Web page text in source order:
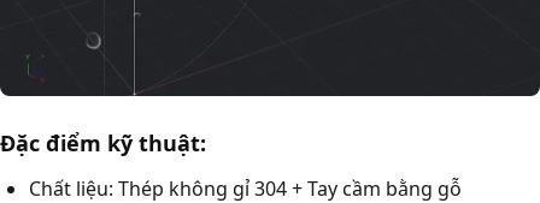
Đặc điểm kỹ thuật:
Chất liệu: Thép không gỉ 304 + Tay cầm bằng gỗ